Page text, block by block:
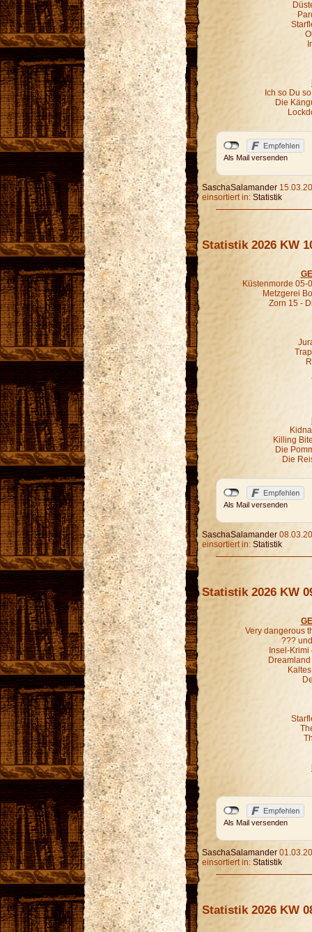
Ich so Du
Die
Als Mail versenden
SaschaSalamander
einsortiert in: Statistik
Statistik 2026 KW
Küstenmorde 05-
Metzgerei
Zorn 15 -
Killing
Die
Die
Als Mail versenden
SaschaSalamander
einsortiert in: Statistik
Statistik 2026 KW
Very dangerous
???
Insel-Krimi
Als Mail versenden
SaschaSalamander
einsortiert in: Statistik
Statistik 2026 KW